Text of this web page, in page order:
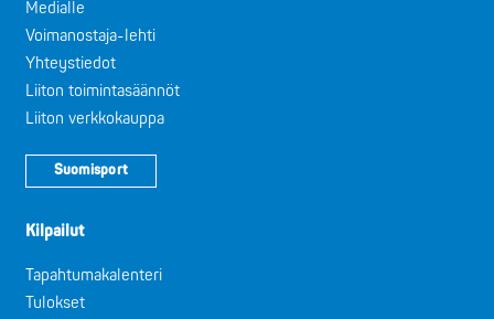
Medialle
Voimanostaja-lehti
Yhteystiedot
Liiton toimintasäännöt
Liiton verkkokauppa
Suomisport
Kilpailut
Tapahtumakalenteri
Tulokset